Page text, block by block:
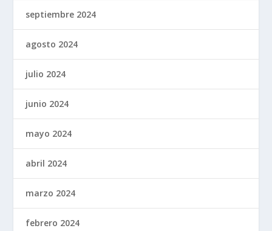
septiembre 2024
agosto 2024
julio 2024
junio 2024
mayo 2024
abril 2024
marzo 2024
febrero 2024